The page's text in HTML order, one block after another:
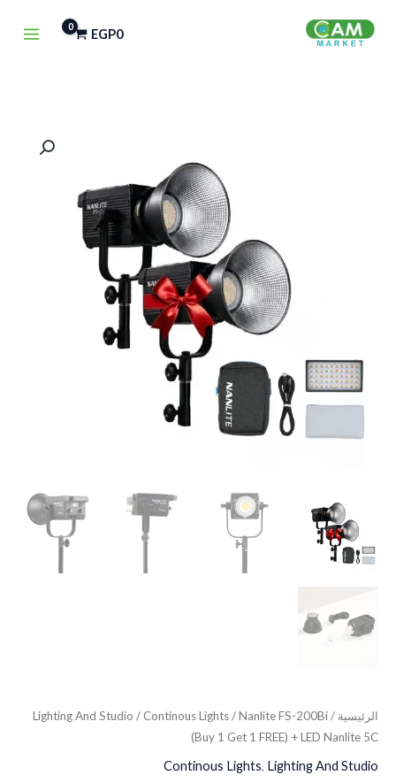
EGP0
الرئيسية /
Lighting And Studio / Continous Lights/ Nanlite FS-200Bi
(Buy 1 Get 1 FREE) + LED Nanlite 5C
Continous Lights, Lighting And Studio
LED
Nanlite